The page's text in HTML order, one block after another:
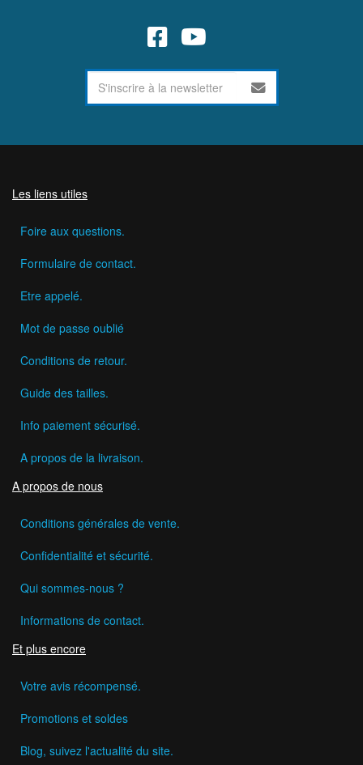
Les liens utiles
Foire aux questions.
Formulaire de contact.
Etre appelé.
Mot de passe oublié
Conditions de retour.
Guide des tailles.
Info paiement sécurisé.
A propos de la livraison.
A propos de nous
Conditions générales de vente.
Confidentialité et sécurité.
Qui sommes-nous ?
Informations de contact.
Et plus encore
Votre avis récompensé.
Promotions et soldes
Blog, suivez l'actualité du site.